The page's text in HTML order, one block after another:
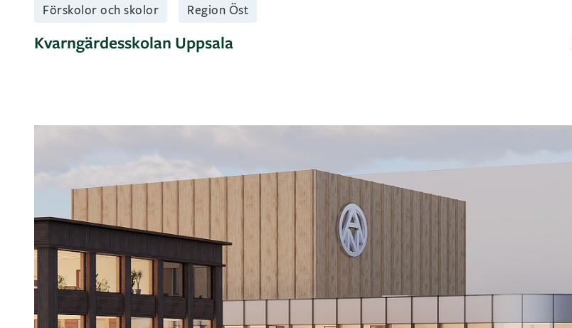
Förskolor och skolor Region Öst
Kvarngärdesskolan Uppsala